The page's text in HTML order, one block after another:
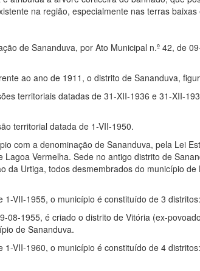
na região, especialmente nas terras baixas
de Sananduva, por Ato Municipal n.º 42, de
ao ano de 1911, o distrito de Sananduva,
territoriais datadas de 31-XII-1936 e 31-XII-
territorial datada de 1-VII-1950.
com a denominação de Sananduva, pela Lei
Vermelha. Sede no antigo distrito de
da Urtiga, todos desmembrados do município
1-VII-1955, o município é constituído de 3
08-1955, é criado o distrito de Vitória (ex-
de Sananduva.
1-VII-1960, o município é constituído de 4